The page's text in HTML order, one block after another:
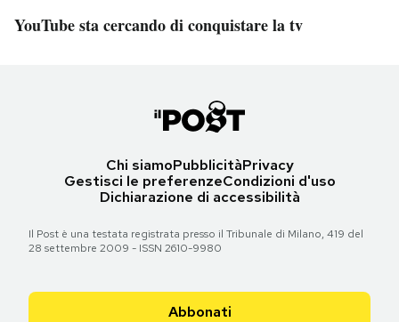
YouTube sta cercando di conquistare la tv
Chi siamoPubblicitàPrivacy
Gestisci le preferenzeCondizioni d'uso
Dichiarazione di accessibilità
Il Post è una testata registrata presso il Tribunale di Milano, 419 del
28 settembre 2009 - ISSN 2610-9980
Abbonati